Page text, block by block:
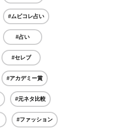
#ムビコレ占い
#占い
#セレブ
#アカデミー賞
#元ネタ比較
#ファッション